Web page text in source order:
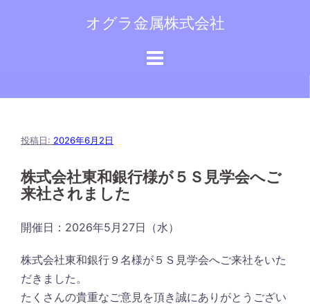
へ
オグラ金属株式会社
投稿日: 2026年6月2日
株式会社東和銀行様が５Ｓ見学会へご
来社されました
開催日：2026年5月27日（水）
株式会社東和銀行９名様が５Ｓ見学会へご来社をいた
だきました。
たくさんの貴重なご意見を頂き誠にありがとうござい